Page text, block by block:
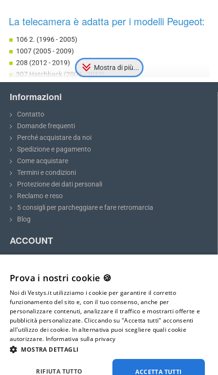
La telecamera è adatta per i modelli Peugeot:
106 2. (1996 - 2005)
1007 (2005 - 2009)
208 (2012 - 2019)
307 Hatchback (2000 - 2012)
308 (2007 - attuale)
406 (1995 - 2005)
407 berlina (2004 - 2011)
508 (2010 - attuale)
607 (1999 - 2010)
806 (1994 - 2002)
807 (2002 - 2014)
2008 (2013 - 2019)
3008 I. (2008 - 2016)
3008 II. (2016 - attuale)
RCZ (2010 - 2015)
Informazioni
Contatto
Domande frequenti
Perché acquistare da noi
Spedizione e pagamento
Come acquistare
Termini e condizioni
Protezione dei dati personali
Reclamo e reso
5 consigli per parcheggiare e fare retromarcia
Blog
ACCOUNT
Accesso
Mappa del sito
E-mail:
info@vestys.it
Tutti i diritti riservati © 2026vestys.it
Prova i nostri cookie 🍪
Noi di Vestys.it utilizziamo i cookie per garantire il corretto
funzionamento del sito e, con il tuo consenso, anche per
personalizzare contenuti, analizzare il traffico e mostrarti offerte e
pubblicità personalizzate. Cliccando su "Accetta tutti" acconsenti
all'utilizzo dei cookie. In alternativa puoi scegliere quali cookie
autorizzare. Informativa sulla privacy
MOSTRA DETTAGLI
ACCETTA TUTTI
RIFIUTA TUTTO